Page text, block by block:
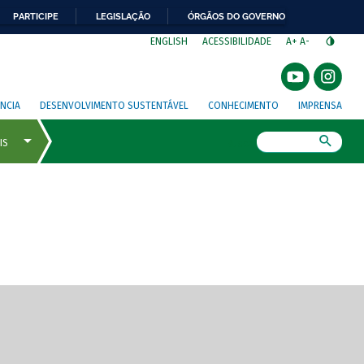
PARTICIPE LEGISLAÇÃO ÓRGÃOS DO GOVERNO
ENGLISH ACESSIBILIDADE A+ A-
DESENVOLVIMENTO SUSTENTÁVEL CONHECIMENTO IMPRENSA
de tela